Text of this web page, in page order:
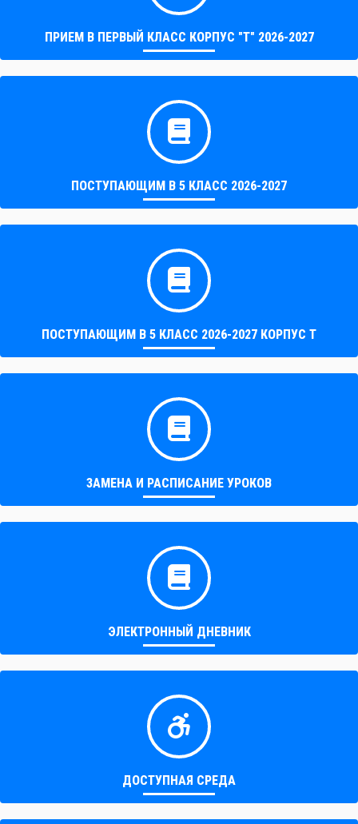
ПРИЕМ В ПЕРВЫЙ КЛАСС КОРПУС "Т" 2026-2027
ПОСТУПАЮЩИМ В 5 КЛАСС 2026-2027
ПОСТУПАЮЩИМ В 5 КЛАСС 2026-2027 КОРПУС Т
ЗАМЕНА И РАСПИСАНИЕ УРОКОВ
ЭЛЕКТРОННЫЙ ДНЕВНИК
ДОСТУПНАЯ СРЕДА